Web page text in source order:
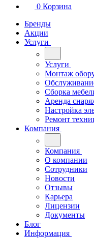
0 Корзина
Бренды
Акции
Услуги
Услуги
Монтаж
Сборка
Аренда
Настройка
Ремонт
Компания
Компания
О компании
Сотрудники
Новости
Отзывы
Карьера
Лицензии
Документы
Блог
Информация